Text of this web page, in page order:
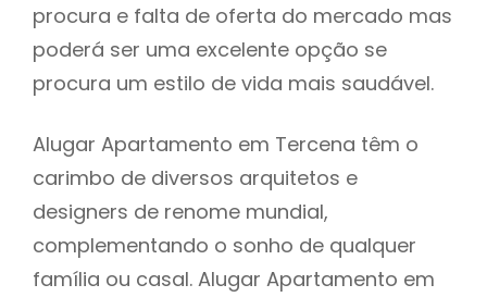
procura e falta de oferta do mercado mas
poderá ser uma excelente opção se
procura um estilo de vida mais saudável.
Alugar Apartamento em Tercena têm o
carimbo de diversos arquitetos e
designers de renome mundial,
complementando o sonho de qualquer
família ou casal. Alugar Apartamento em